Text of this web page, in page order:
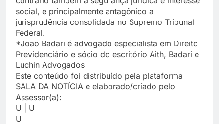
social, e principalmente antagônico a
jurisprudência consolidada no Supremo Tribunal
Federal.
*João Badari é advogado especialista em Direito
Previdenciário e sócio do escritório Aith, Badari e
Luchin Advogados
Este conteúdo foi distribuído pela plataforma
SALA DA NOTÍCIA e elaborado/criado pelo
Assessor(a):
U | U
U